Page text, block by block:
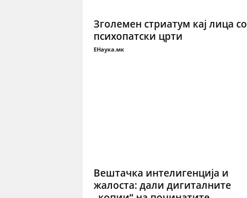
Зголемен стриатум кај лица со
психопатски црти
ЕНаука.мк
Вештачка интелигенција и
жалоста: дали дигиталните